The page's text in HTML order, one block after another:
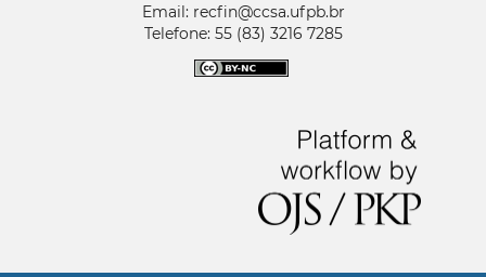
Email: recfin@ccsa.ufpb.br
Telefone: 55 (83) 3216 7285